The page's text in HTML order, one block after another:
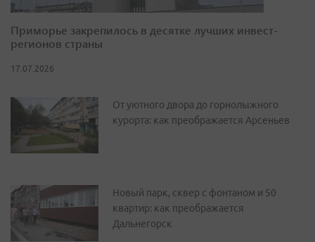
Приморье закрепилось в десятке лучших инвест-
регионов страны
17.07.2026
От уютного двора до горнолыжного
курорта: как преображается Арсеньев
Новый парк, сквер с фонтаном и 50
квартир: как преображается
Дальнегорск